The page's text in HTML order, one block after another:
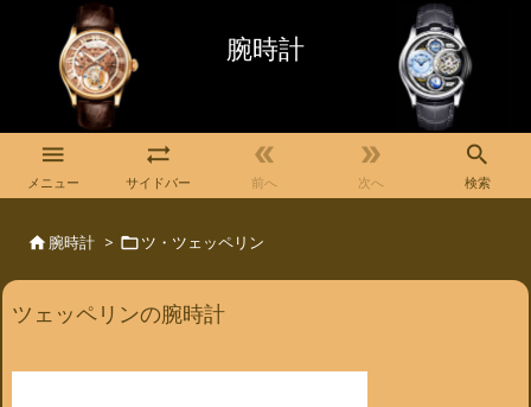
腕時計

メニュー

サイドバー

前へ

次へ

検索
 腕時計 > ツ・ツェッペリン
ツェッペリンの腕時計